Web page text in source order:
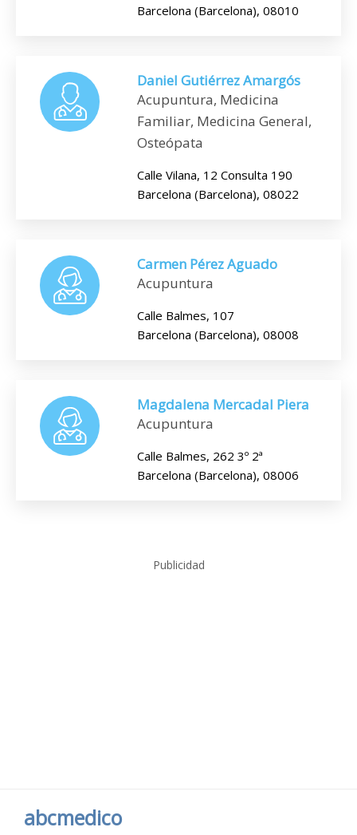
Barcelona (Barcelona), 08010
Daniel Gutiérrez Amargós
Acupuntura, Medicina
Familiar, Medicina General,
Osteópata
Calle Vilana, 12 Consulta 190
Barcelona (Barcelona), 08022
Carmen Pérez Aguado
Acupuntura
Calle Balmes, 107
Barcelona (Barcelona), 08008
Magdalena Mercadal Piera
Acupuntura
Calle Balmes, 262 3º 2ª
Barcelona (Barcelona), 08006
Publicidad
abcmedico